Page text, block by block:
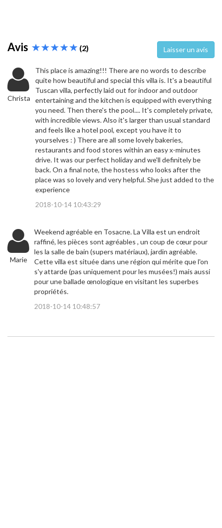
Avis (2) Laisser un avis
Christa
This place is amazing!!! There are no words to describe
quite how beautiful and special this villa is. It's a beautiful
Tuscan villa, perfectly laid out for indoor and outdoor
entertaining and the kitchen is equipped with everything
you need. Then there's the pool.... It's completely private,
with incredible views. Also it's larger than usual standard
and feels like a hotel pool, except you have it to
yourselves : ) There are all some lovely bakeries,
restaurants and food stores within an easy x-minutes
drive. It was our perfect holiday and we'll definitely be
back. On a final note, the hostess who looks after the
place was so lovely and very helpful. She just added to the
experience
2018-10-14 10:43:29
Marie
Weekend agréable en Tosacne. La Villa est un endroit
raffiné, les pièces sont agréables , un coup de cœur pour
les la salle de bain (supers matériaux), jardin agréable.
Cette villa est située dans une région qui mérite que l'on
s'y attarde (pas uniquement pour les musées!) mais aussi
pour une ballade œnologique en visitant les superbes
propriétés.
2018-10-14 10:48:57